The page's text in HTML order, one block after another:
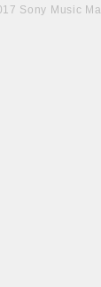
Sony Music